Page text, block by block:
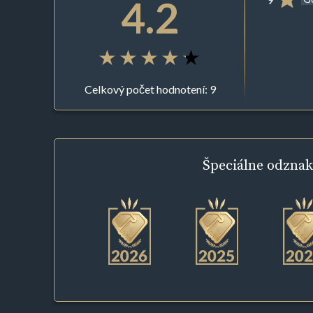
4.2
Celkový počet hodnotení: 9
Špeciálne